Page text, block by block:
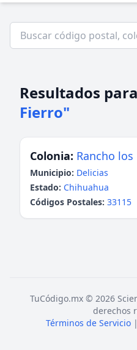
Resultados
Fierro"
Colonia: Rancho los
Municipio: Delicias
Estado: Chihuahua
Códigos Postales: 33115
TuCódigo.mx © 2026
derechos
Términos de Servicio |